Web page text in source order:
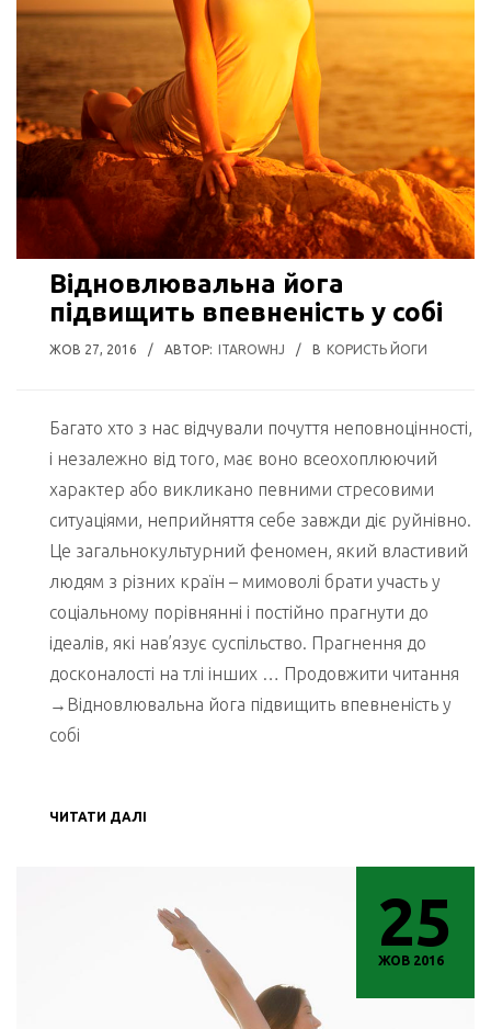
Відновлювальна йога
підвищить впевненість у собі
ЖОВ 27, 2016 / АВТОР: ITAROWHJ / В КОРИСТЬ ЙОГИ
Багато хто з нас відчували почуття неповноцінності,
і незалежно від того, має воно всеохоплюючий
характер або викликано певними стресовими
ситуаціями, неприйняття себе завжди діє руйнівно.
Це загальнокультурний феномен, який властивий
людям з різних країн – мимоволі брати участь у
соціальному порівнянні і постійно прагнути до
ідеалів, які нав’язує суспільство. Прагнення до
досконалості на тлі інших … Продовжити читання
→Відновлювальна йога підвищить впевненість у
собі
ЧИТАТИ ДАЛІ
25
ЖОВ 2016